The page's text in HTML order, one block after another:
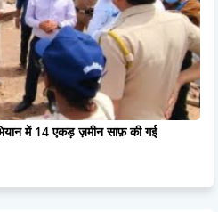
में 14 एकड़ ज़मीन साफ़ की गई